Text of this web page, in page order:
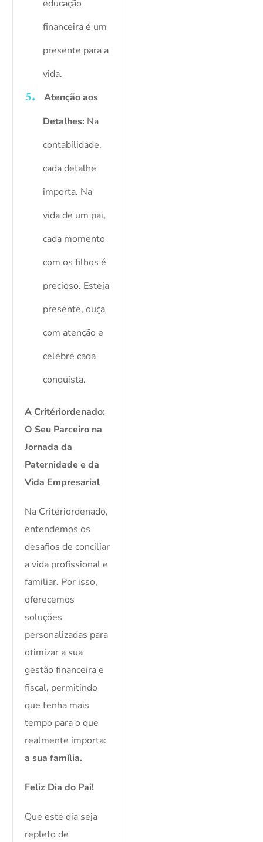
educação
financeira é um
presente para a
vida.
Atenção aos
Detalhes: Na
contabilidade,
cada detalhe
importa. Na
vida de um pai,
cada momento
com os filhos é
precioso. Esteja
presente, ouça
com atenção e
celebre cada
conquista.
A Critériordenado:
O Seu Parceiro na
Jornada da
Paternidade e da
Vida Empresarial
Na Critériordenado,
entendemos os
desafios de conciliar
a vida profissional e
familiar. Por isso,
oferecemos
soluções
personalizadas para
otimizar a sua
gestão financeira e
fiscal, permitindo
que tenha mais
tempo para o que
realmente importa:
a sua família.
Feliz Dia do Pai!
Que este dia seja
repleto de